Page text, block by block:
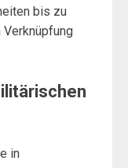
bis zu
in